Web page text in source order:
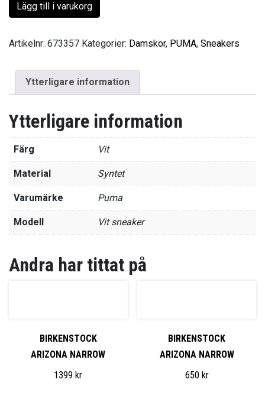
Lägg till i varukorg
Artikelnr: 673357 Kategorier: Damskor, PUMA, Sneakers
Ytterligare information
Ytterligare information
Färg Vit
Material Syntet
Varumärke Puma
Modell Vit sneaker
Andra har tittat på
BIRKENSTOCK
ARIZONA NARROW
1399kr
BIRKENSTOCK
ARIZONA NARROW
650 kr